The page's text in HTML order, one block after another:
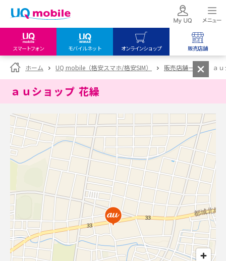
スマートフォン モバイルネット オンラインショップ 販売店舗
my UQ WiMAX
UQ WiMAX ご契約の方
My UQ mobile
UQ mobile
データチャージサイト
UQ mobile
オンラインショップ
UQ WiMAX
UQ mobile
販売店舗
UQ WiMAX
ホーム UQ mobile（格安スマホ/格安SIM） 販売店舗一覧 ａ
ａｕショップ 花繰